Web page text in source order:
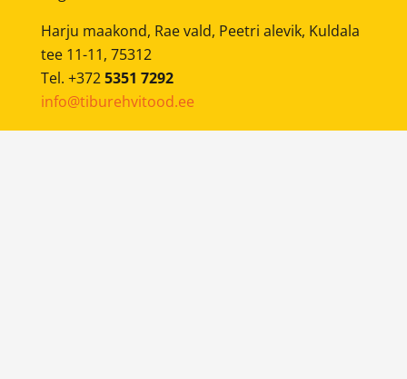
Harju maakond, Rae vald, Peetri alevik, Kuldala
tee 11-11, 75312
Tel. +3725351 7292
info@tiburehvitood.ee